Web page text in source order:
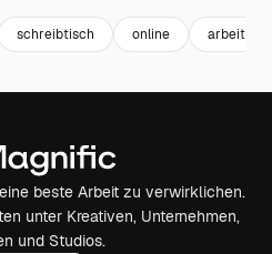
schreibtisch online
beste Arbeit zu verwirklichen.
unter Kreativen, Unternehmen,
und Studios.